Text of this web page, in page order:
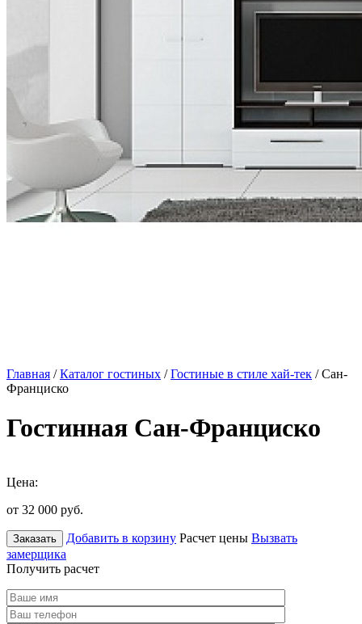
Главная /Каталог гостиных /Гостиные в стиле хай-тек / Сан-
Франциско
Гостинная Сан-Франциско
Цена:
от 32 000 руб.
Заказать Добавить в корзину Расчет цены Вызвать
замерщика
Получить расчет